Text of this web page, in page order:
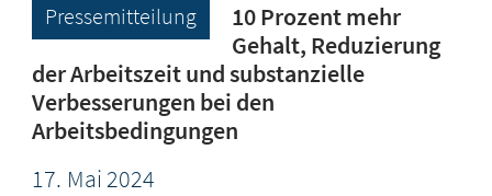
Pressemitteilung
10 Prozent mehr
Gehalt, Reduzierung
der Arbeitszeit und substanzielle
Verbesserungen bei den
Arbeitsbedingungen
17. Mai2024